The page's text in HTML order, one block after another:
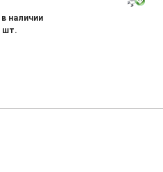
в наличии
шт.